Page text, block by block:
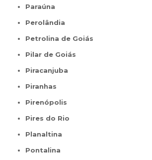
Paraúna
Perolândia
Petrolina de Goiás
Pilar de Goiás
Piracanjuba
Piranhas
Pirenópolis
Pires do Rio
Planaltina
Pontalina